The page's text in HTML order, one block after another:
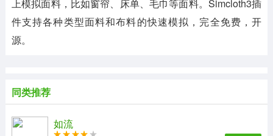
上模拟面料，比如窗帘、床单、毛巾等面料。Simcloth3插
件支持各种类型面料和布料的快速模拟，完全免费，开
源。
同类推荐
如流